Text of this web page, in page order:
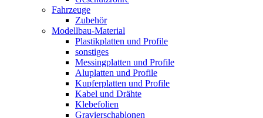
Fahrzeuge
Zubehör
Modellbau-Material
Plastikplatten und Profile
sonstiges
Messingplatten und Profile
Aluplatten und Profile
Kupferplatten und Profile
Kabel und Drähte
Klebefolien
Gravierschablonen